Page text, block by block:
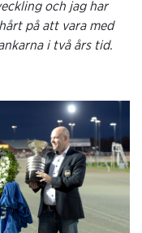
och jag har
på att vara med
i två års tid.